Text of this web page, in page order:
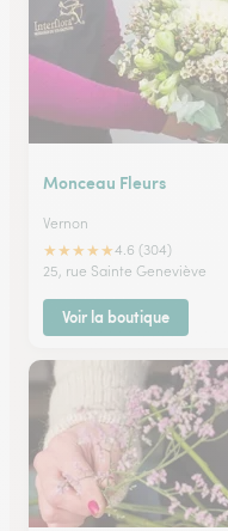
Monceau Fleurs
Vernon
★★★★★4.6 (304)
25, rue Sainte Geneviève
Voir la boutique